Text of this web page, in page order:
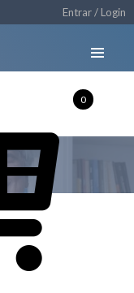
Entrar / Login
0